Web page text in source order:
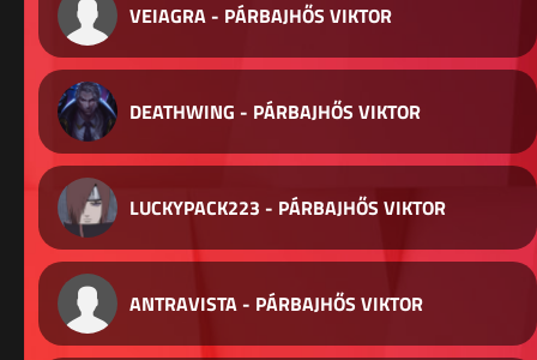
VEIAGRA - PÁRBAJHŐS VIKTOR
DEATHWING - PÁRBAJHŐS VIKTOR
LUCKYPACK223 - PÁRBAJHŐS VIKTOR
ANTRAVISTA - PÁRBAJHŐS VIKTOR